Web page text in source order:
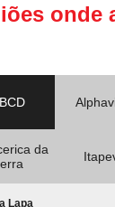
onde
da
Lapa